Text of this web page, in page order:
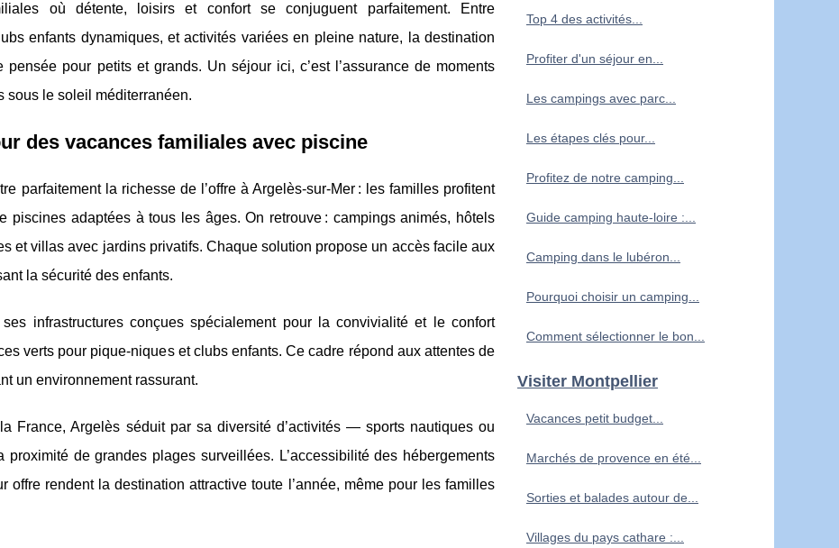
où détente, loisirs et confort se conjuguent parfaitement. Entre
enfants dynamiques, et activités variées en pleine nature, la destination
pour petits et grands. Un séjour ici, c’est l’assurance de moments
sous le soleil méditerranéen.
des vacances familiales avec piscine
parfaitement la richesse de l’offre à Argelès-sur-Mer : les familles profitent
piscines adaptées à tous les âges. On retrouve : campings animés, hôtels
et villas avec jardins privatifs. Chaque solution propose un accès facile aux
la sécurité des enfants.
infrastructures conçues spécialement pour la convivialité et le confort
verts pour pique-niques et clubs enfants. Ce cadre répond aux attentes de
un environnement rassurant.
France, Argelès séduit par sa diversité d’activités — sports nautiques ou
de grandes plages surveillées. L’accessibilité des hébergements
rendent la destination attractive toute l’année, même pour les familles
Top 4 des activités...
Profiter d'un séjour en...
Les campings avec parc...
Les étapes clés pour...
Profitez de notre camping...
Guide camping haute-loire :...
Camping dans le lubéron...
Pourquoi choisir un camping...
Comment sélectionner le bon...
Visiter Montpellier
Vacances petit budget...
Marchés de provence en été...
Sorties et balades autour de...
Villages du pays cathare :...